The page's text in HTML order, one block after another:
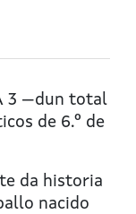
3 —dun total
de 6.º de
da historia
nacido